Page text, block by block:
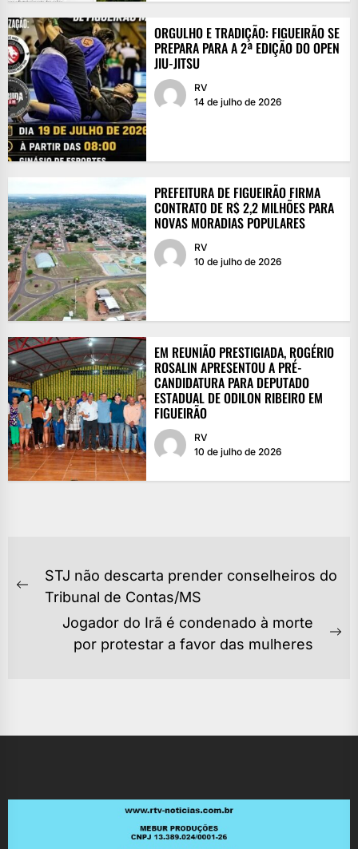
ORGULHO E TRADIÇÃO: FIGUEIRÃO SE
PREPARA PARA A 2ª EDIÇÃO DO OPEN
JIU-JITSU
RV
14 de julho de 2026
PREFEITURA DE FIGUEIRÃO FIRMA
CONTRATO DE R$ 2,2 MILHÕES PARA
NOVAS MORADIAS POPULARES
RV
10 de julho de 2026
EM REUNIÃO PRESTIGIADA, ROGÉRIO
ROSALIN APRESENTOU A PRÉ-
CANDIDATURA PARA DEPUTADO
ESTADUAL DE ODILON RIBEIRO EM
FIGUEIRÃO
RV
10 de julho de 2026
NAVEGAÇÃO
DEPrevious
STJ não descarta prender conselheiros do
Tribunal de Contas/MS
Jogador do Irã é condenado à morte
por protestar a favor das mulheres